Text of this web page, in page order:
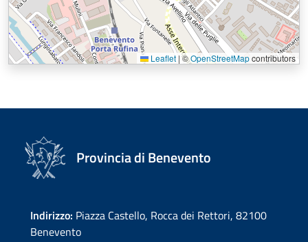
Leaflet |©OpenStreetMapcontributors
Provincia di Benevento
Indirizzo: Piazza Castello, Rocca dei Rettori, 82100
Benevento